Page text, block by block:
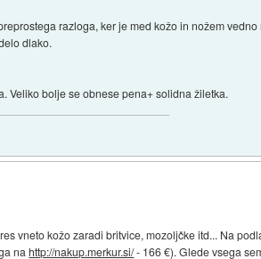
razloga, ker je med kožo in nožem
dlako.
Veliko bolje se obnese pena+ solidna žiletka.
vneto kožo zaradi britvice, mozoljčke itd... Na
nahttp://nakup.merkur.si/- 166 €). Glede vsega